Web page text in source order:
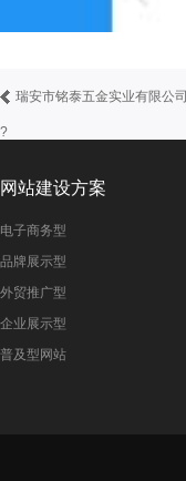
瑞安市铭泰五金实业有限公司
?
网站建设方案
电子商务型
品牌展示型
外贸推广型
企业展示型
普及型网站